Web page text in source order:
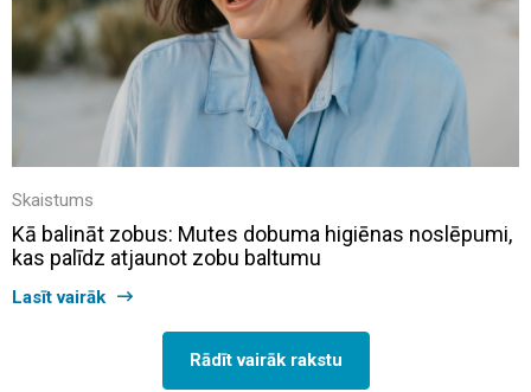
Skaistums
Kā balināt zobus: Mutes dobuma higiēnas noslēpumi,
kas palīdz atjaunot zobu baltumu
Lasīt vairāk
Rādīt vairāk rakstu